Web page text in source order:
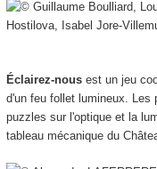
Éclairez-nousest un jeu
d'un feu follet lumineux. Les
puzzles sur l'optique et la
tableau mécanique du